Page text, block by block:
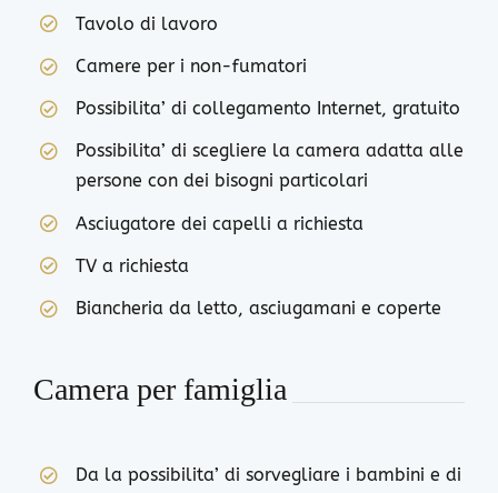
Tavolo di lavoro
Camere per i non-fumatori
Possibilita’ di collegamento Internet, gratuito
Possibilita’ di scegliere la camera adatta alle
persone con dei bisogni particolari
Asciugatore dei capelli a richiesta
TV a richiesta
Biancheria da letto, asciugamani e coperte
Camera per famiglia
Da la possibilita’ di sorvegliare i bambini e di